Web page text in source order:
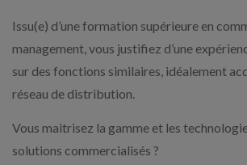
Issu(e) d’une formation supérieure en
management, vous justifiez d’une
sur des fonctions similaires, idéalement
réseau de distribution.
Vous maitrisez la gamme et les
solutions commercialisés ?